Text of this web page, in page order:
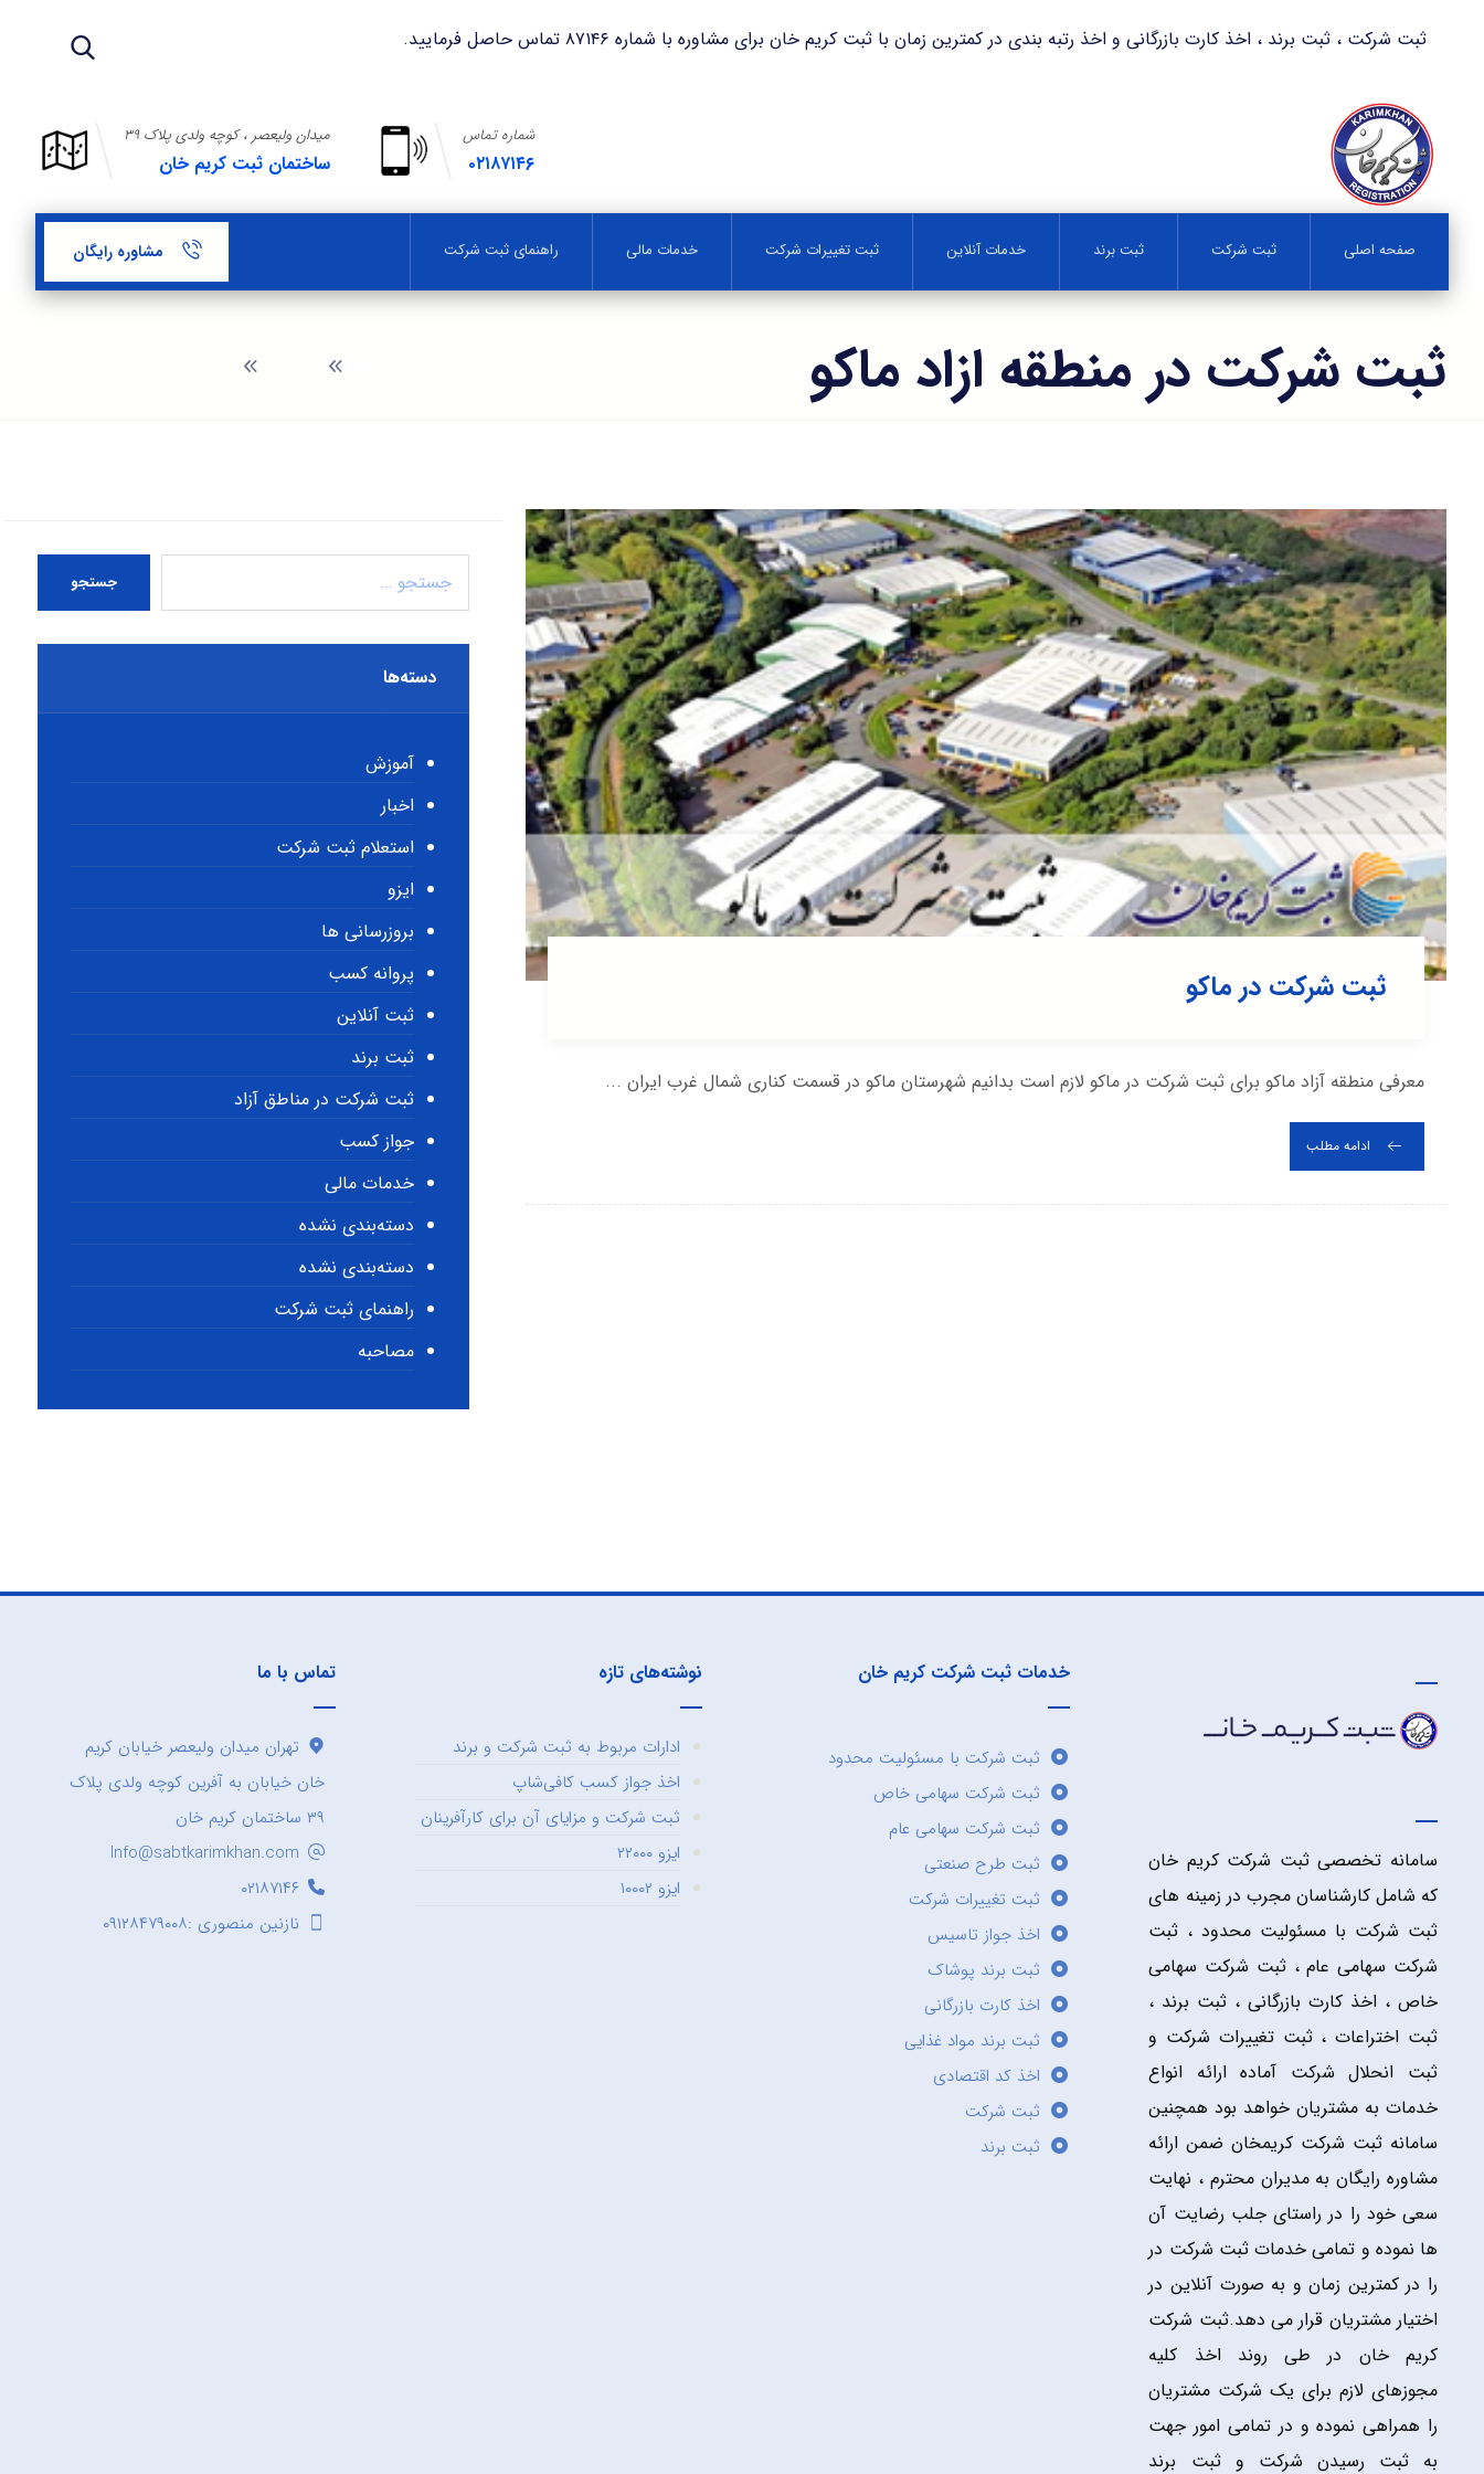
ثبت شرکت ، ثبت برند ، اخذ کارت بازرگانی و اخذ رتبه بندی در کمترین زمان با ثبت کریم خان برای مشاوره با شماره ۸۷۱۴۶ تماس حاصل فرمایید.
میدان ولیعصر ، کوچه ولدی پلاک ۳۹
ساختمان ثبت کریم خان
شماره تماس
۰۲۱۸۷۱۴۶
صفحه اصلی ثبت شرکت ثبت برند خدمات آنلاین ثبت تغییرات شرکت خدمات مالی راهنمای ثبت شرکت مشاوره رایگان
ثبت شرکت در منطقه ازاد ماکو
ثبت شرکت در ماکو
معرفی منطقه آزاد ماکو برای ثبت شرکت در ماکو لازم است بدانیم شهرستان ماکو در قسمت کناری شمال غرب ایران ...
ادامه مطلب
جستجو
دسته‌ها
آموزش
اخبار
استعلام ثبت شرکت
ایزو
بروزرسانی ها
پروانه کسب
ثبت آنلاین
ثبت برند
ثبت شرکت در مناطق آزاد
جواز کسب
خدمات مالی
دسته‌بندی نشده
دسته‌بندی نشده
راهنمای ثبت شرکت
مصاحبه
سامانه تخصصی ثبت شرکت کریم خان
که شامل کارشناسان مجرب در زمینه های
ثبت شرکت با مسئولیت محدود ، ثبت
شرکت سهامی عام ، ثبت شرکت سهامی
خاص ، اخذ کارت بازرگانی ، ثبت برند ،
ثبت اختراعات ، ثبت تغییرات شرکت و
ثبت انحلال شرکت آماده ارائه انواع
خدمات به مشتریان خواهد بود همچنین
سامانه ثبت شرکت کریمخان ضمن ارائه
مشاوره رایگان به مدیران محترم ، نهایت
سعی خود را در راستای جلب رضایت آن
ها نموده و تمامی خدمات ثبت شرکت در
را در کمترین زمان و به صورت آنلاین در
اختیار مشتریان قرار می دهد.ثبت شرکت
کریم خان در طی روند اخذ کلیه
مجوزهای لازم برای یک شرکت مشتریان
را همراهی نموده و در تمامی امور جهت
به ثبت رسیدن شرکت و ثبت برند
خدمات ثبت شرکت کریم خان
ثبت شرکت با مسئولیت محدود
ثبت شرکت سهامی خاص
ثبت شرکت سهامی عام
ثبت طرح صنعتی
ثبت تغییرات شرکت
اخذ جواز تاسیس
ثبت برند پوشاک
اخذ کارت بازرگانی
ثبت برند مواد غذایی
اخذ کد اقتصادی
ثبت شرکت
ثبت برند
نوشته‌های تازه
ادارات مربوط به ثبت شرکت و برند
اخذ جواز کسب کافی‌شاپ
ثبت شرکت و مزایای آن برای کارآفرینان
ایزو ۲۲۰۰۰
ایزو ۱۰۰۰۲
تماس با ما
تهران میدان ولیعصر خیابان کریم
خان خیابان به آفرین کوچه ولدی پلاک
۳۹ ساختمان کریم خان
Info@sabtkarimkhan.com
۰۲۱۸۷۱۴۶
نازنین منصوری :۰۹۱۲۸۴۷۹۰۰۸